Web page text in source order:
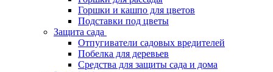
Горшки и кашпо для цветов
Подставки под цветы
Защита сада
Отпугиватели садовых вредителей
Побелка для деревьев
Средства для защиты сада и дома